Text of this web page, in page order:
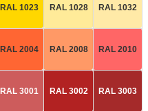
RAL 1023 RAL 1028 RAL 1032
RAL 2004 RAL 2008 RAL 2010
RAL 3001 RAL 3002 RAL 3003